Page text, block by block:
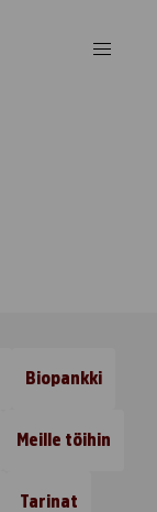
Biopankki
Meille töihin
Tarinat